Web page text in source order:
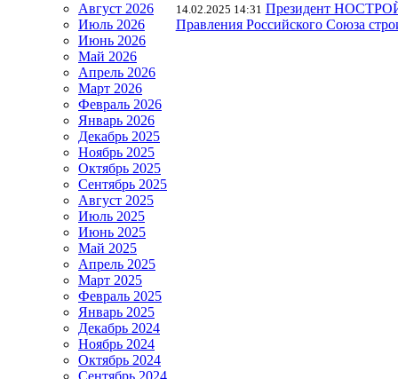
Август 2026
Июль 2026
Июнь 2026
Май 2026
Апрель 2026
Март 2026
Февраль 2026
Январь 2026
Декабрь 2025
Ноябрь 2025
Октябрь 2025
Сентябрь 2025
Август 2025
Июль 2025
Июнь 2025
Май 2025
Апрель 2025
Март 2025
Февраль 2025
Январь 2025
Декабрь 2024
Ноябрь 2024
Октябрь 2024
14.02.2025 14:31 Президент НОСТРОЙ
Правления Российского Союза